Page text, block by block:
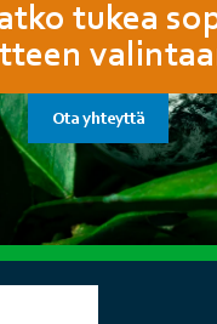
tukea
Ota yhteyttä